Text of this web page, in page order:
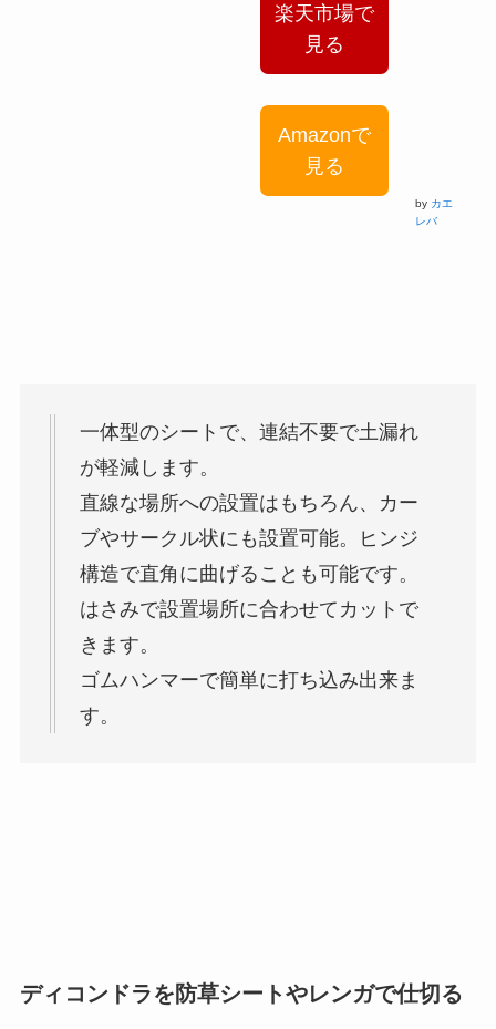
楽天市場で
見る
Amazonで
見る
by カエ
レバ
一体型のシートで、連結不要で土漏れ
が軽減します。
直線な場所への設置はもちろん、カー
ブやサークル状にも設置可能。ヒンジ
構造で直角に曲げることも可能です。
はさみで設置場所に合わせてカットで
きます。
ゴムハンマーで簡単に打ち込み出来ま
す。
ディコンドラを防草シートやレンガで仕切る